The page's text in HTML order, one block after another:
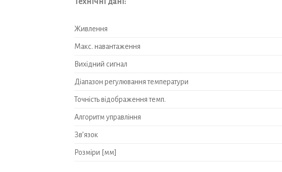
Живлення
Макс. навантаження
Вихідний сигнал
Діапазон регулювання температури
Точність відображення темп.
Алгоритм управління
Зв’язок
Розміри [мм]